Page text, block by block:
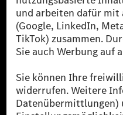
[2] Renewable Charging ist ein
Public in Europa, den USA,
Ladestation noch kein Strom
verwendet Renewable Charging
sicher, dass für Ladevorgänge
Strommenge aus erneuerbaren
als sechs Jahre sind.
* Inkl. EKOenergy Ökolabel
* Die angegebenen Werte wurden
Messverfahren WLTP (Worldwide